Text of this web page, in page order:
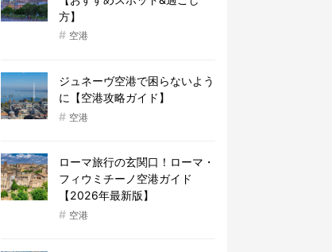
方】
# 空港
ジュネーヴ空港で困らないよう
に【空港攻略ガイド】
# 空港
ローマ旅行の玄関口！ローマ・
フィウミチーノ空港ガイド
【2026年最新版】
# 空港